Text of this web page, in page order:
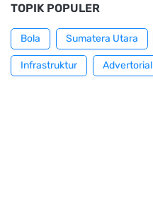
TOPIK POPULER
Bola Sumatera Utara
Infrastruktur Advertorial